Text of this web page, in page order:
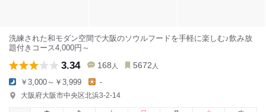
洗練された和モダン空間で大阪のソウルフードを手軽に楽しむ♪飲み放
題付きコース4,000円～
3.34 168 人 5672 人
￥3,000～￥3,999 -
大阪府大阪市中央区北浜3-2-14